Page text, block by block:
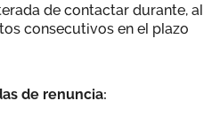
de contactar durante, al
consecutivos en el plazo
de renuncia: